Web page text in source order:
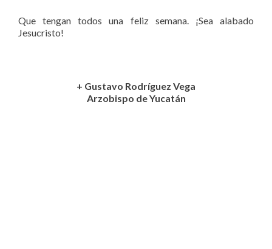
Que tengan todos una feliz semana. ¡Sea alabado
Jesucristo!
+ Gustavo Rodríguez Vega
Arzobispo de Yucatán